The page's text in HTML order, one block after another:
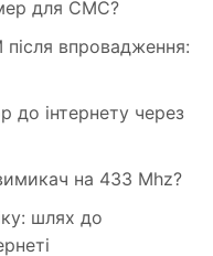
для СМС?
після впровадження:
до інтернету через
на 433 Mhz?
шлях до